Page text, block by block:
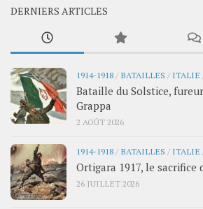
DERNIERS ARTICLES
1914-1918 / BATAILLES / ITALIE
Bataille du Solstice,
Grappa
2 AOÛT 2026
1914-1918 / BATAILLES / ITALIE
Ortigara 1917, le sacrifice
26 JUILLET 2026